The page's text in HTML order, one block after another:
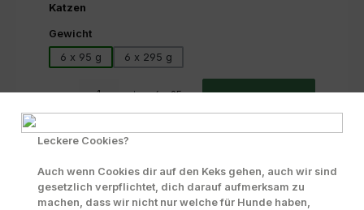
Katzen
Gewichtauswählen
6 x 95 g
6 x 295 g
6 x 95 g In den Warenkorb
Zum Merkzettel hinzufügen
Produktnummer: 71306
Leckere Cookies?
Auch wenn Cookies dir auf den Keks gehen, auch wir sind
gesetzlich verpflichtet, dich darauf aufmerksam zu
machen, dass wir nicht nur welche für Hunde haben,